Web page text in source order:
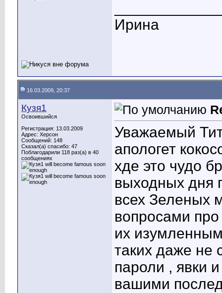
Ирина
16.03.2009, 20:37
Кузя1
Освоившийся
Регистрация: 13.03.2009
Адрес: Херсон
Сообщений: 148
Сказал(а) спасибо: 47
Поблагодарили 118 раз(а) в 40
сообщениях
Уважаемый
апологет
хде это чудо
выходных дня
всех Зеленых
вопросами
их
таких даже не
пароли , явки
вашими